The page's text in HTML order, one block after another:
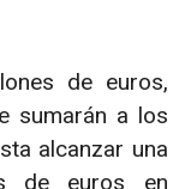
de euros,
sumarán a los
alcanzar una
de euros en